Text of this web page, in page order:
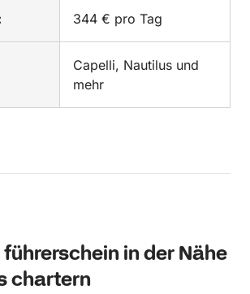
344 € pro Tag
Capelli, Nautilus und
mehr
in der Nähe
chartern